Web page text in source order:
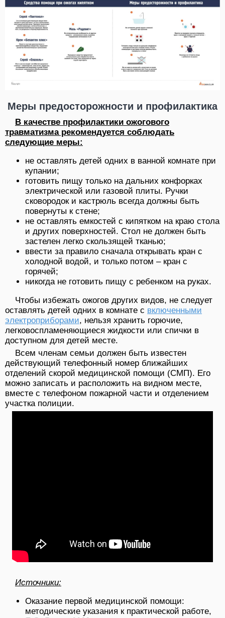
Меры предосторожности и профилактика
В качестве профилактики ожогового
травматизма рекомендуется соблюдать
следующие меры:
не оставлять детей одних в ванной комнате при
купании;
готовить пищу только на дальних конфорках
электрической или газовой плиты. Ручки
сковородок и кастрюль всегда должны быть
повернуты к стене;
не оставлять емкостей с кипятком на краю стола
и других поверхностей. Стол не должен быть
застелен легко скользящей тканью;
ввести за правило сначала открывать кран с
холодной водой, и только потом – кран с
горячей;
никогда не готовить пищу с ребенком на руках.
Чтобы избежать ожогов других видов, не следует
оставлять детей одних в комнате с включенными
электроприборами, нельзя хранить горючие,
легковоспламеняющиеся жидкости или спички в
доступном для детей месте.
Всем членам семьи должен быть известен
действующий телефонный номер ближайших
отделений скорой медицинской помощи (СМП). Его
можно записать и расположить на видном месте,
вместе с телефоном пожарной части и отделением
участка полиции.
Источники:
Оказание первой медицинской помощи:
методические указания к практической работе,